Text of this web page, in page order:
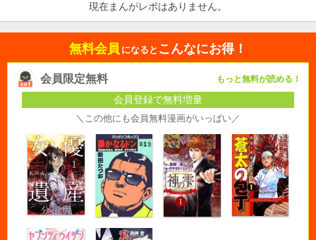
現在まんがレポはありません。
無料会員 になると こんなにお得！
会員限定無料 もっと無料が読める！
会員登録で無料増量
＼この他にも会員無料漫画がいっぱい／